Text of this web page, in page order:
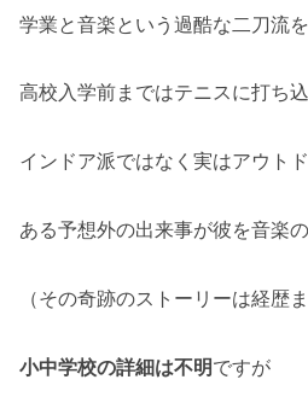
学業と音楽という過酷な二刀流
高校入学前まではテニスに打ち
インドア派ではなく実はアウト
ある予想外の出来事が彼を音楽
（その奇跡のストーリーは経歴
小中学校の詳細は不明ですが